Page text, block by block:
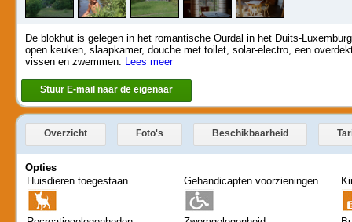
De blokhut is gelegen in het romantische Ourdal in het Duits-
open keuken, slaapkamer, douche met toilet, solar-electro, een
vissen en zwemmen. Lees meer
Stuur E-mail naar de eigenaar
Overzicht Foto's Beschikbaarheid
Opties
Huisdieren toegestaan
Gehandicapten voorzieningen